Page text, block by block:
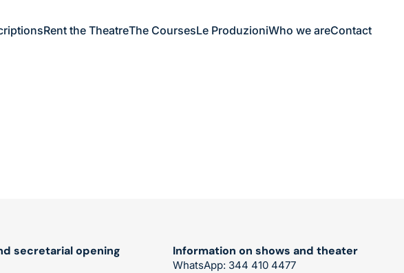
Rent the TheatreThe CoursesLe ProduzioniWho we areContact
secretarial opening
Information on shows and theater
WhatsApp: 344 410 4477